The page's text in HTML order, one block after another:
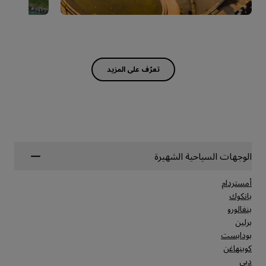
‏‫تعرّف على المزيد‬
الوجهات السياحية الشهيرة
أمستردام
بانكوك
بنغالورو
برلين
بودابست
كوبنهاغن
دبي